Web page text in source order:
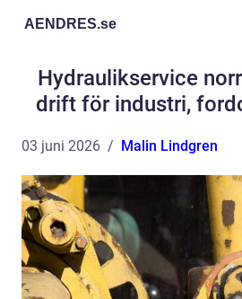
AENDRES.se
Hydraulikservice
drift för industri,
03 juni 2026 Malin Lindgren